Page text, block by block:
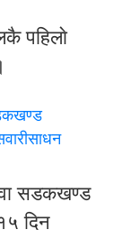
पहिलाे
सडकखण्ड
दिन